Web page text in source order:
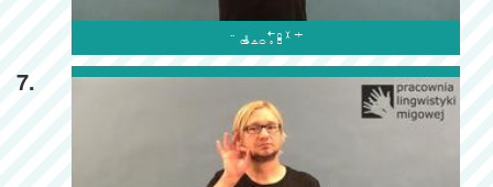

7.